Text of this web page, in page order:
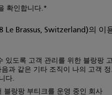
확인합니다.
Le Brassus, Switzerland)의 이
있도록 고객 관리를 위한 블랑팡
과 같은 기타 조직이 나의 고객 정
다.
블랑팡 부티크를 운영 중인 회사